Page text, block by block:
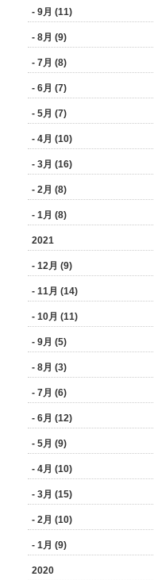
- 9月 (11)
- 8月 (9)
- 7月 (8)
- 6月 (7)
- 5月 (7)
- 4月 (10)
- 3月 (16)
- 2月 (8)
- 1月 (8)
2021
- 12月 (9)
- 11月 (14)
- 10月 (11)
- 9月 (5)
- 8月 (3)
- 7月 (6)
- 6月 (12)
- 5月 (9)
- 4月 (10)
- 3月 (15)
- 2月 (10)
- 1月 (9)
2020